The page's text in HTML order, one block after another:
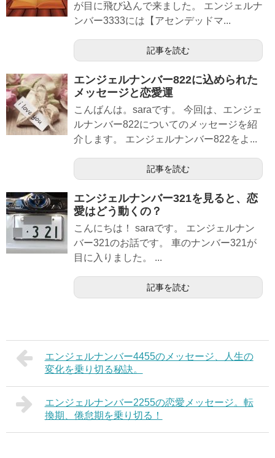
が目に飛び込んで来ました。 エンジェルナ
ンバー3333には【アセンデッドマ...
記事を読む
エンジェルナンバー822に込められた
メッセージと恋愛運
こんばんは。saraです。 今回は、エンジェ
ルナンバー822についてのメッセージを紹
介します。 エンジェルナンバー822をよ...
記事を読む
エンジェルナンバー321を見ると、恋
愛はどう動くの？
こんにちは！ saraです。 エンジェルナン
バー321のお話です。 車のナンバー321が
目に入りました。 ...
記事を読む
エンジェルナンバー4455のメッセージ、人生の
変化を乗り切る秘訣。
エンジェルナンバー2255の恋愛メッセージ。転
換期、倦怠期を乗り切る！